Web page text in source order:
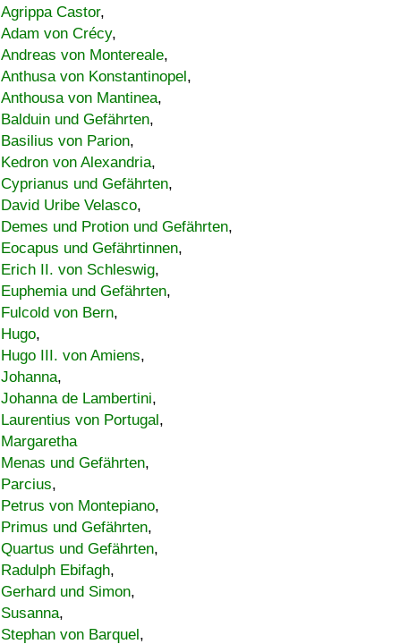
Agrippa Castor,
Adam von Crécy,
Andreas von Montereale,
Anthusa von Konstantinopel,
Anthousa von Mantinea,
Balduin und Gefährten,
Basilius von Parion,
Kedron von Alexandria,
Cyprianus und Gefährten,
David Uribe Velasco,
Demes und Protion und Gefährten,
Eocapus und Gefährtinnen,
Erich II. von Schleswig,
Euphemia und Gefährten,
Fulcold von Bern,
Hugo,
Hugo III. von Amiens,
Johanna,
Johanna de Lambertini,
Laurentius von Portugal,
Margaretha
Menas und Gefährten,
Parcius,
Petrus von Montepiano,
Primus und Gefährten,
Quartus und Gefährten,
Radulph Ebifagh,
Gerhard und Simon,
Susanna,
Stephan von Barquel,